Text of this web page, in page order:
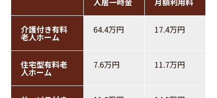
介護付き有料
老人ホーム
64.4万円 17.4万円
住宅型有料老
人ホーム
7.6万円 11.7万円